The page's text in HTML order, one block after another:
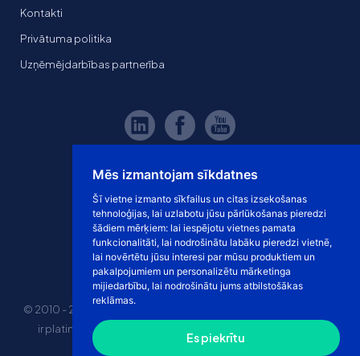
Mēs izmantojam sīkdatnes
Šī vietne izmanto sīkfailus un citas izsekošanas
tehnoloģijas, lai uzlabotu jūsu pārlūkošanas pieredzi
šādiem mērķiem: lai iespējotu vietnes pamata
funkcionalitāti, lai nodrošinātu labāku pieredzi vietnē,
lai novērtētu jūsu interesi par mūsu produktiem un
pakalpojumiem un personalizētu mārketinga
mijiedarbību, lai nodrošinātu jums atbilstošākas
reklāmas.
Es piekrītu
Kontakti
Privātuma politika
Uzņēmējdarbības partnerība
© 2010 - 2026 eshoprent prekinis ženklas saugomas. Kopijuoti
ir platinti svetainės turinį be sutikimo griežtai draudžiama.
Kainos nurodytos be PVM